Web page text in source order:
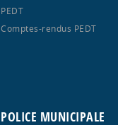
PEDT
Comptes-rendus PEDT
POLICE MUNICIPALE